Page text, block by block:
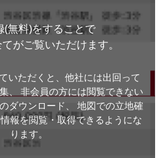
(無料)をすることで
がご覧いただけます。
いただくと、他社には出回って
、
非会員の方には閲覧できない
ダウンロード、
地図での立地確
報を閲覧・取得できるようにな
ります。